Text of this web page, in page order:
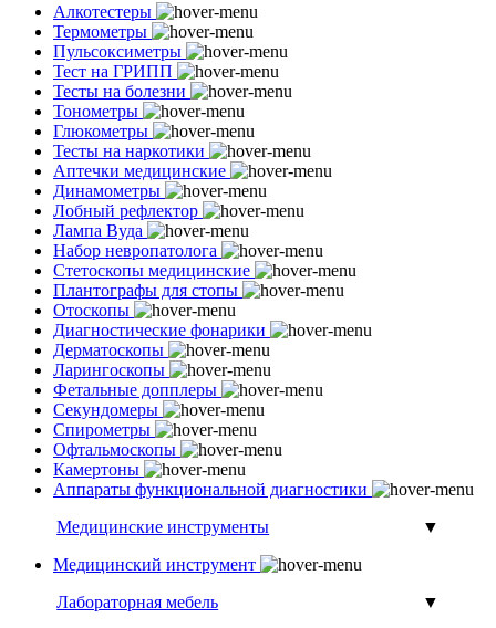
Алкотестеры
Термометры
Пульсоксиметры
Тест на ГРИПП
Тесты на болезни
Тонометры
Глюкометры
Тесты на наркотики
Аптечки медицинские
Динамометры
Лобный рефлектор
Лампа Вуда
Набор невропатолога
Стетоскопы медицинские
Плантографы для стопы
Отоскопы
Диагностические фонарики
Дерматоскопы
Ларингоскопы
Фетальные допплеры
Секундомеры
Спирометры
Офтальмоскопы
Камертоны
Аппараты функциональной диагностики
Медицинские инструменты
▼
Медицинский инструмент
Лабораторная мебель
▼